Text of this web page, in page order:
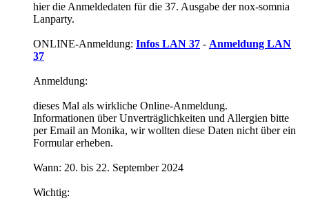
hier die Anmeldedaten für die 37. Ausgabe der nox-somnia
Lanparty.
ONLINE-Anmeldung: Infos LAN 37 - Anmeldung LAN
37
Anmeldung:
dieses Mal als wirkliche Online-Anmeldung.
Informationen über Unverträglichkeiten und Allergien bitte
per Email an Monika, wir wollten diese Daten nicht über ein
Formular erheben.
Wann: 20. bis 22. September 2024
Wichtig: